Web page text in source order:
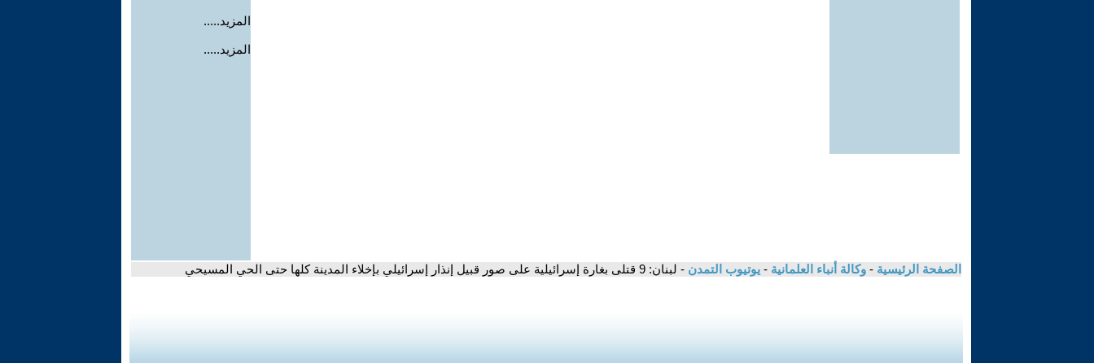
المزيد.....
المزيد.....
الصفحة الرئيسية - وكالة أنباء العلمانية - يوتيوب التمدن - لبنان: 9 قتلى بغارة إسرائيلية على صور قبيل إنذار إسرائيلي بإخلاء المدينة كلها حتى الحي المسيحي